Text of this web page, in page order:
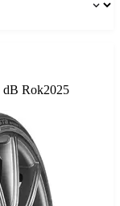
dB Rok2025